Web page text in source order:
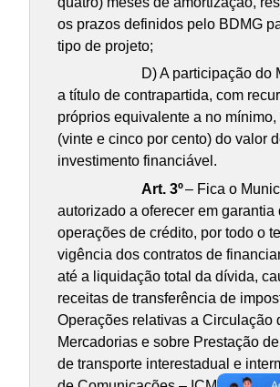
os prazos definidos pelo BDMG
tipo de projeto;
D) A participação do
a título de contrapartida, com
próprios equivalente a no mínimo,
(vinte e cinco por cento) do valor
investimento financiável.
Art. 3º– Fica o
autorizado a oferecer em garantia
operações de crédito, por todo o
vigência dos contratos de
até a liquidação total da dívida,
receitas de transferência de
Operações relativas a Circulação
Mercadorias e sobre Prestação
de transporte interestadual e